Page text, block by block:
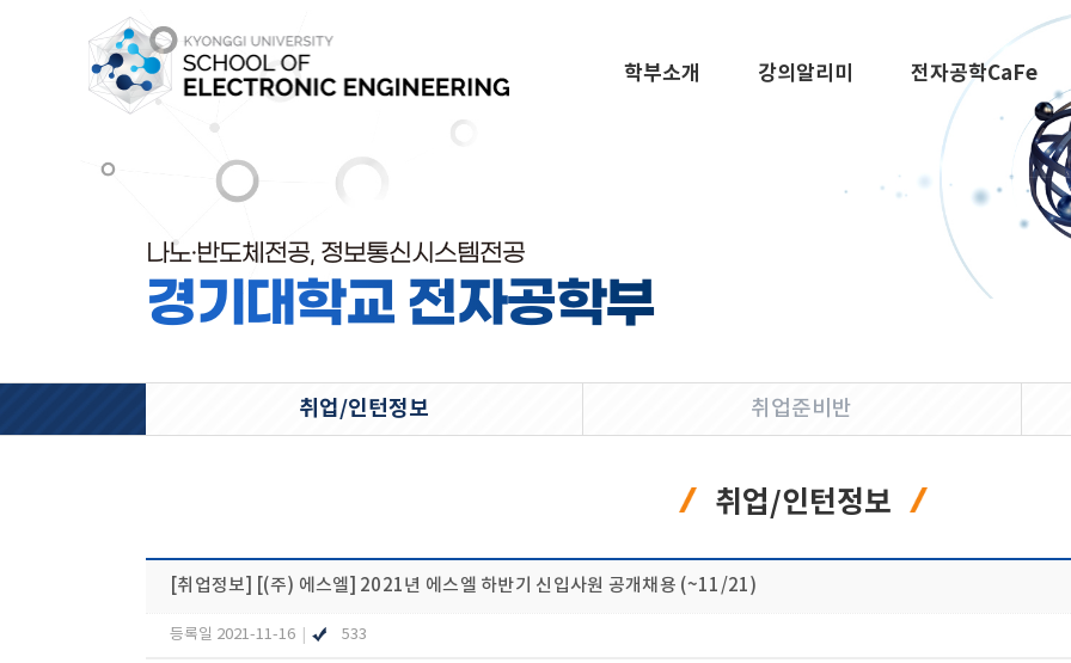
학부소개 강의알리미 전자공학CaFe
나노·반도체전공, 정보통신시스템전공
경기대학교 전자공학부
취업/인턴정보 취업준비반
취업/인턴정보
[취업정보] [(주) 에스엘] 2021년 에스엘 하반기 신입사원 공개채용 (~11/21)
등록일 2021-11-16 533